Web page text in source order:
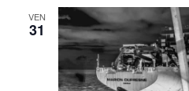
VEN
31